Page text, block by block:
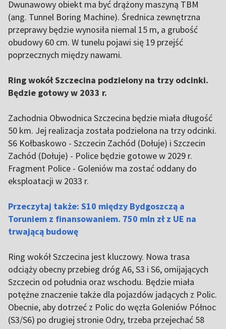
Dwunawowy obiekt ma być drążony maszyną TBM
(ang. Tunnel Boring Machine). Średnica zewnętrzna
przeprawy będzie wynosiła niemal 15 m, a grubość
obudowy 60 cm. W tunelu pojawi się 19 przejść
poprzecznych między nawami.
Ring wokół Szczecina podzielony na trzy odcinki.
Będzie gotowy w 2033 r.
Zachodnia Obwodnica Szczecina będzie miała długość
50 km. Jej realizacja została podzielona na trzy odcinki.
S6 Kołbaskowo - Szczecin Zachód (Dołuje) i Szczecin
Zachód (Dołuje) - Police będzie gotowe w 2029 r.
Fragment Police - Goleniów ma zostać oddany do
eksploatacji w 2033 r.
Przeczytaj także: S10 między Bydgoszczą a
Toruniem z finansowaniem. 750 mln zł z UE na
trwającą budowę
Ring wokół Szczecina jest kluczowy. Nowa trasa
odciąży obecny przebieg dróg A6, S3 i S6, omijających
Szczecin od południa oraz wschodu. Będzie miała
potężne znaczenie także dla pojazdów jadących z Polic.
Obecnie, aby dotrzeć z Polic do węzła Goleniów Północ
(S3/S6) po drugiej stronie Odry, trzeba przejechać 58